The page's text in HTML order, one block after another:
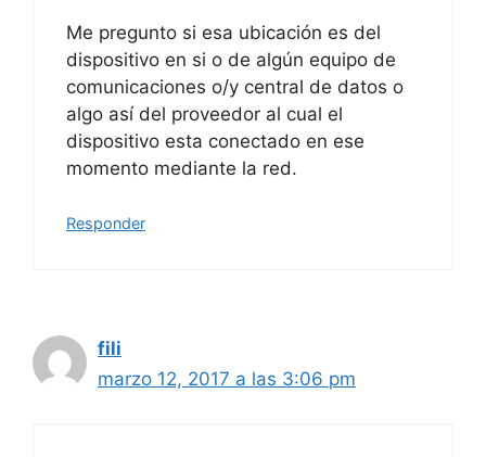
Me pregunto si esa ubicación es del
dispositivo en si o de algún equipo de
comunicaciones o/y central de datos o
algo así del proveedor al cual el
dispositivo esta conectado en ese
momento mediante la red.
Responder
fili
marzo 12, 2017 a las 3:06 pm